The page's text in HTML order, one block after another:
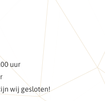
uur
wij gesloten!